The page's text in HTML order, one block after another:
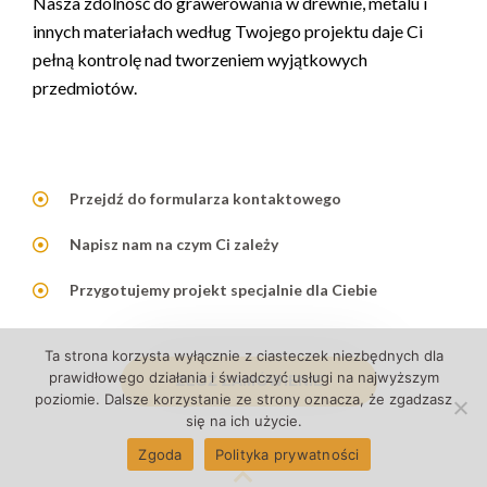
innych materiałach według Twojego projektu daje Ci
pełną kontrolę nad tworzeniem wyjątkowych
przedmiotów.
Przejdź do formularza kontaktowego
Napisz nam na czym Ci zależy
Przygotujemy projekt specjalnie dla Ciebie
ZŁÓŻ ZAMÓWIENIE
Ta strona korzysta wyłącznie z ciasteczek niezbędnych dla
prawidłowego działania i świadczyć usługi na najwyższym
poziomie. Dalsze korzystanie ze strony oznacza, że zgadzasz
się na ich użycie.
Zgoda
Polityka prywatności